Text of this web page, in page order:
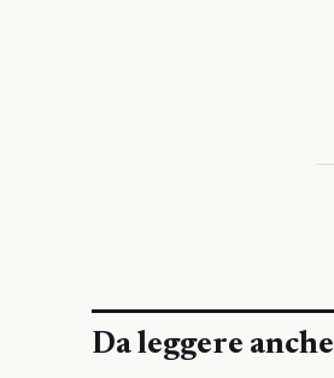
Da leggere anche